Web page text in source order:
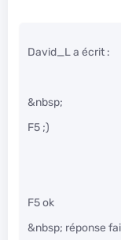
David_L a écrit :
&nbsp;
F5 ;)
F5 ok
&nbsp; réponse